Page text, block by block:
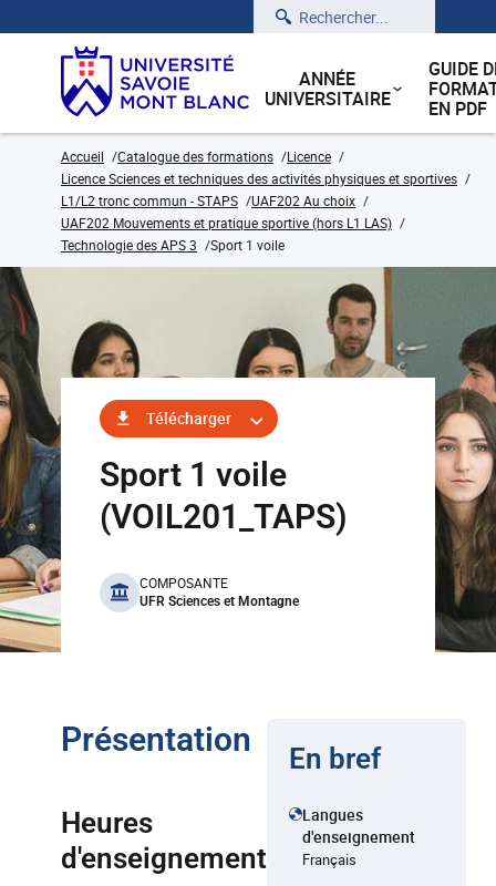
Rechercher
ANNÉE
UNIVERSITAIRE
GUIDE
EN PDF
Accueil Catalogue des formations
Licence
Licence Sciences et techniques des activités physiques et sportives
L1/L2 tronc commun - STAPS
UAF202 Au choix
UAF202 Mouvements et pratique sportive (hors L1 LAS)
Technologie des APS 3
Sport 1 voile
Télécharger
Sport 1 voile
(VOIL201_TAPS)
benefits
COMPOSANTE
UFR Sciences et Montagne
Présentation
Heures
d'enseignement
En bref
Langues
d'enseignement
Français